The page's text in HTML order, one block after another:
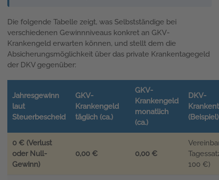
Die folgende Tabelle zeigt, was Selbstständige bei
verschiedenen Gewinnniveaus konkret an GKV-
Krankengeld erwarten können, und stellt dem die
Absicherungsmöglichkeit über das private Krankentagegeld
der DKV gegenüber:
Jahresgewinn
laut
Steuerbescheid
GKV-
Krankengeld
täglich (ca.)
GKV-
Krankengeld
monatlich
(ca.)
DKV-
(Beispiel)
0 € (Verlust
oder Null-
Gewinn)
0,00 € 0,00 €
100 €)